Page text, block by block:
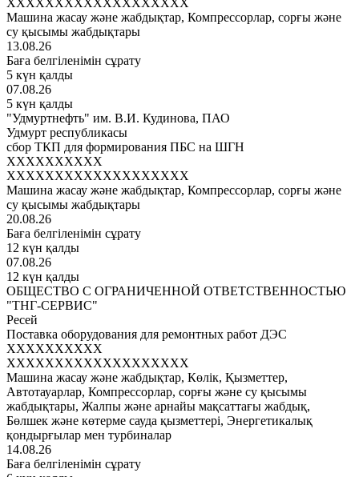
XXXXXXXXXXXXXXXXXXX
Машина жасау және жабдықтар, Компрессорлар, сорғы және
су қысымы жабдықтары
13.08.26
Баға белгіленімін сұрату
5 күн қалды
07.08.26
5 күн қалды
"Удмуртнефть" им. В.И. Кудинова, ПАО
Удмурт республикасы
сбор ТКП для формирования ПБС на ШГН
XXXXXXXXXX
XXXXXXXXXXXXXXXXXXX
Машина жасау және жабдықтар, Компрессорлар, сорғы және
су қысымы жабдықтары
20.08.26
Баға белгіленімін сұрату
12 күн қалды
07.08.26
12 күн қалды
ОБЩЕСТВО С ОГРАНИЧЕННОЙ ОТВЕТСТВЕННОСТЬЮ
"ТНГ-СЕРВИС"
Ресей
Поставка оборудования для ремонтных работ ДЭС
XXXXXXXXXX
XXXXXXXXXXXXXXXXXXX
Машина жасау және жабдықтар, Көлік, Қызметтер,
Автотауарлар, Компрессорлар, сорғы және су қысымы
жабдықтары, Жалпы және арнайы мақсаттағы жабдық,
Бөлшек және көтерме сауда қызметтері, Энергетикалық
қондырғылар мен турбиналар
14.08.26
Баға белгіленімін сұрату